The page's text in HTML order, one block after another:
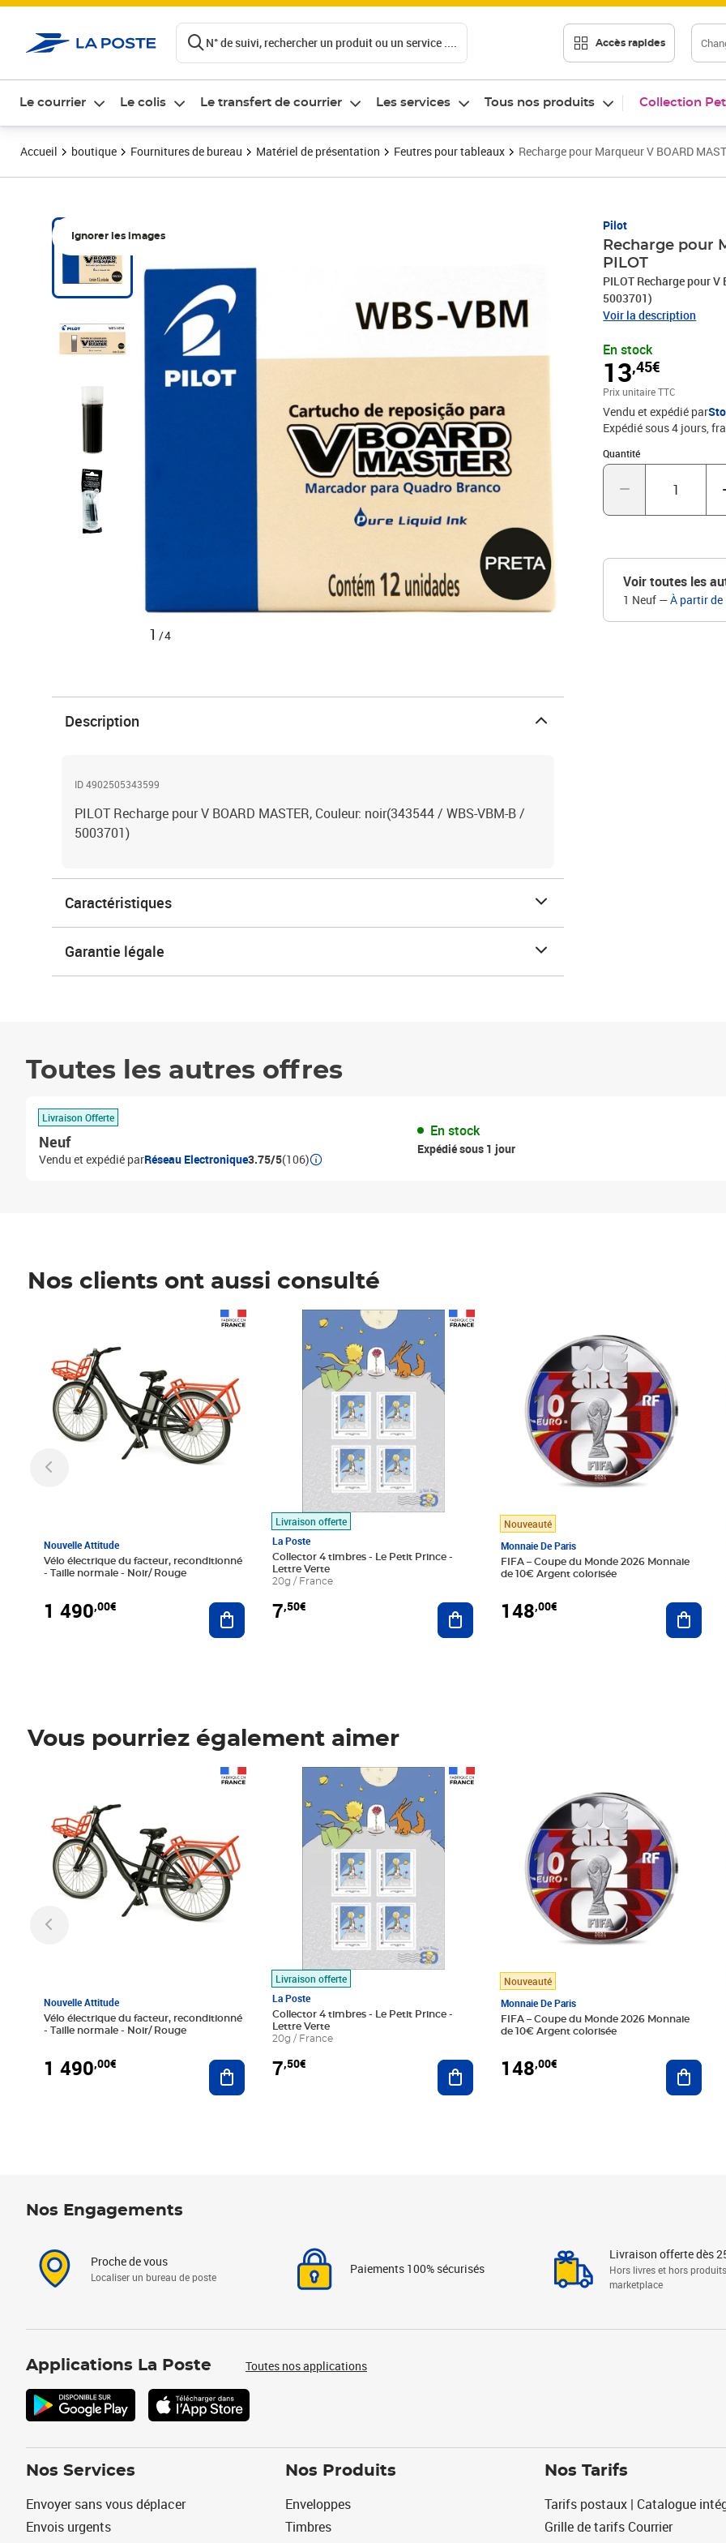
N° de suivi, rechercher un produit ou un service .... Accès rapides
Le courrier Le colis Le transfert de courrier Les services Tous nos produits Collection
Accueil boutique Fournitures de bureau Matériel de présentation Feutres pour tableaux Recharge pour Marqueur V BOARD
Ignorer les images
1 /4
Pilot
Recharge pour
PILOT
PILOT Recharge pour
5003701)
Voir la description
En stock
13,45€
Prix 13,45€
Prix unitaire TTC
Vendu et expédié par
Expédié sous 4 jours,
Quantité
Quantité : 1
Voir toutes les
1 Neuf —À partir de
Description
ID 4902505343599
PILOT Recharge pour V BOARD MASTER, Couleur: noir(343544 / WBS-VBM-B /
5003701)
Caractéristiques
Garantie légale
Toutes les autres offres
Livraison Offerte
Neuf
Vendu et expédié parRéseau Electronique3.75/5(106)
En stock
Expédié sous 1 jour
Nos clients ont aussi consulté
Nouvelle Attitude
Vélo électrique du facteur, reconditionné
- Taille normale - Noir/ Rouge
1 490,00€ Ajouter au panier
Livraison offerte
La Poste
Collector 4 timbres - Le Petit Prince -
Lettre Verte
20g / France
7,50€
Prix 7,50€
Ajouter au panier
Nouveauté
Monnaie De Paris
FIFA – Coupe du Monde 2026 Monnaie
de 10€ Argent colorisée
148,00€
Vous pourriez également aimer
Nouvelle Attitude
Vélo électrique du facteur, reconditionné
- Taille normale - Noir/ Rouge
1 490,00€ Ajouter au panier
Livraison offerte
La Poste
Collector 4 timbres - Le Petit Prince -
Lettre Verte
20g / France
7,50€
Prix 7,50€
Ajouter au panier
Nouveauté
Monnaie De Paris
FIFA – Coupe du Monde 2026 Monnaie
de 10€ Argent colorisée
148,00€
Nos Engagements
Proche de vous
Localiser un bureau de poste
Paiements 100% sécurisés
Livraison offerte dès
Hors livres et hors produits
marketplace
Applications La Poste Toutes nos applications
Nos Services
Envoyer sans vous déplacer
Envois urgents
Nos Produits
Enveloppes
Timbres
Nos Tarifs
Tarifs postaux | Catalogue
Grille de tarifs Courrier